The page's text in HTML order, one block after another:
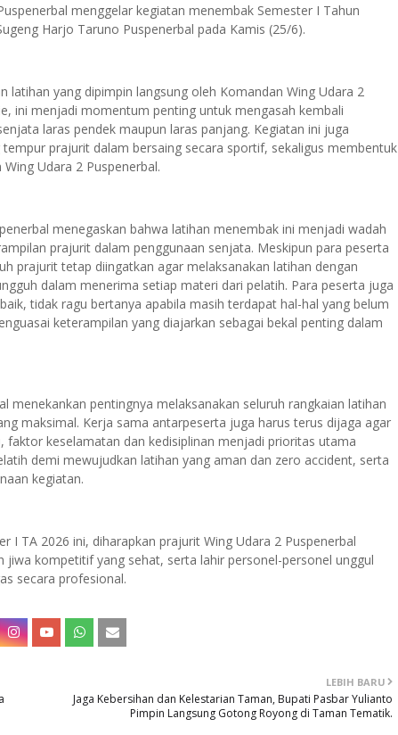
menggelar kegiatan menembak Semester I Tahun
Harjo Taruno Puspenerbal pada Kamis (25/6).
latihan yang dipimpin langsung oleh Komandan Wing Udara 2
ini menjadi momentum penting untuk mengasah kembali
laras pendek maupun laras panjang. Kegiatan ini juga
prajurit dalam bersaing secara sportif, sekaligus membentuk
Udara 2 Puspenerbal.
menegaskan bahwa latihan menembak ini menjadi wadah
prajurit dalam penggunaan senjata. Meskipun para peserta
prajurit tetap diingatkan agar melaksanakan latihan dengan
dalam menerima setiap materi dari pelatih. Para peserta juga
tidak ragu bertanya apabila masih terdapat hal-hal yang belum
keterampilan yang diajarkan sebagai bekal penting dalam
menekankan pentingnya melaksanakan seluruh rangkaian latihan
maksimal. Kerja sama antarpeserta juga harus terus dijaga agar
keselamatan dan kedisiplinan menjadi prioritas utama
demi mewujudkan latihan yang aman dan zero accident, serta
kegiatan.
I TA 2026 ini, diharapkan prajurit Wing Udara 2 Puspenerbal
kompetitif yang sehat, serta lahir personel-personel unggul
secara profesional.
LEBIH BARU
Jaga Kebersihan dan Kelestarian Taman, Bupati Pasbar Yulianto
Pimpin Langsung Gotong Royong di Taman Tematik.